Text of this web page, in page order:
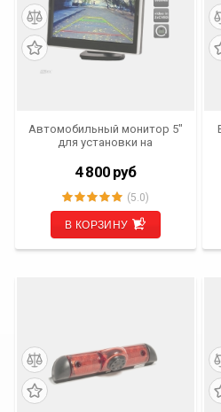
Автомобильный монитор 5"
для установки на
AVS0500BM
4 800 руб
(5.0)
В КОРЗИНУ